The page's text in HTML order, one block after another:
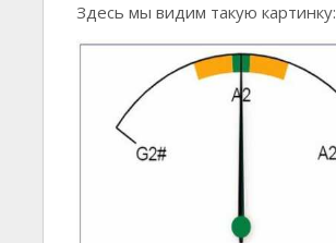
Здесь мы видим такую картинку: